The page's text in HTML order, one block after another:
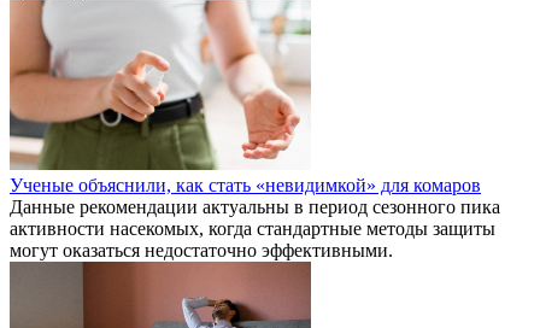
Ученые объяснили, как стать «невидимкой» для комаров
Данные рекомендации актуальны в период сезонного пика
активности насекомых, когда стандартные методы защиты
могут оказаться недостаточно эффективными.